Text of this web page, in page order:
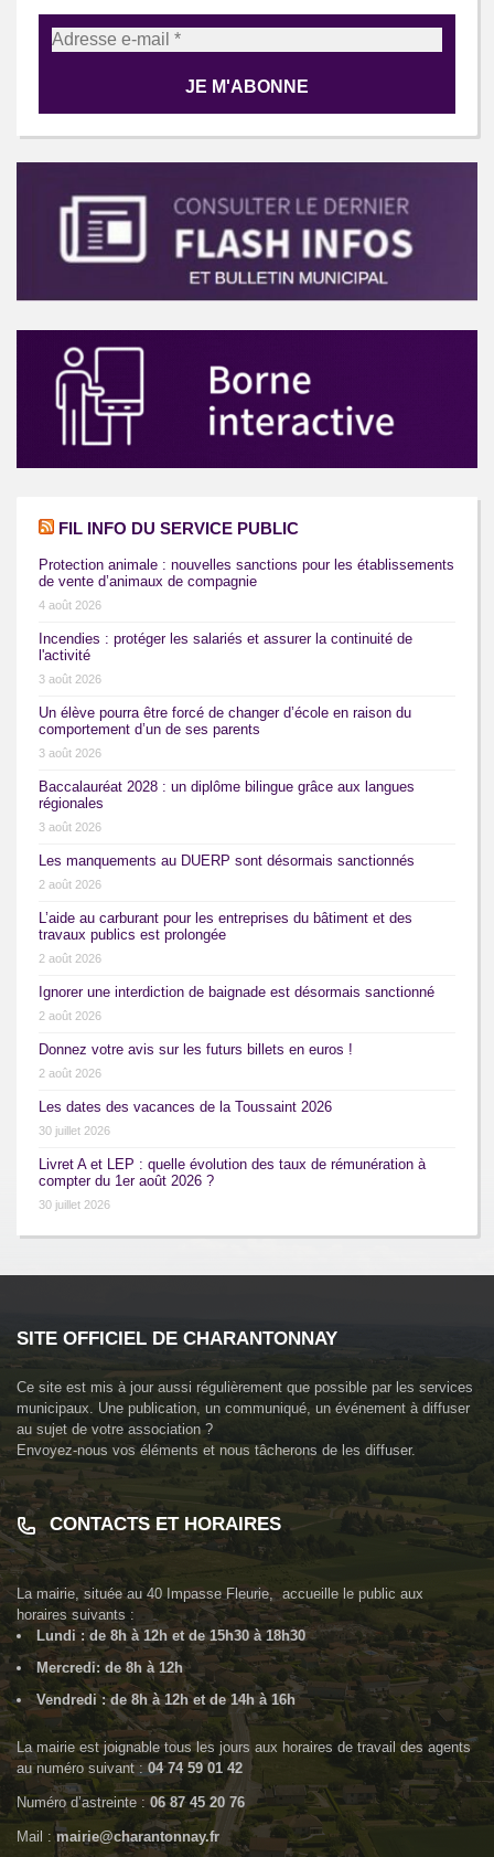
FIL INFO DU SERVICE PUBLIC
Protection animale : nouvelles sanctions pour les établissements
de vente d’animaux de compagnie
4 août 2026
Incendies : protéger les salariés et assurer la continuité de
l'activité
3 août 2026
Un élève pourra être forcé de changer d’école en raison du
comportement d’un de ses parents
3 août 2026
Baccalauréat 2028 : un diplôme bilingue grâce aux langues
régionales
3 août 2026
Les manquements au DUERP sont désormais sanctionnés
2 août 2026
L’aide au carburant pour les entreprises du bâtiment et des
travaux publics est prolongée
2 août 2026
Ignorer une interdiction de baignade est désormais sanctionné
2 août 2026
Donnez votre avis sur les futurs billets en euros !
2 août 2026
Les dates des vacances de la Toussaint 2026
30 juillet 2026
Livret A et LEP : quelle évolution des taux de rémunération à
compter du 1er août 2026 ?
30 juillet 2026
SITE OFFICIEL DE CHARANTONNAY
Ce site est mis à jour aussi régulièrement que possible par les services
municipaux. Une publication, un communiqué, un événement à diffuser
au sujet de votre association ?
Envoyez-nous vos éléments et nous tâcherons de les diffuser.
CONTACTS ET HORAIRES
La mairie, située au 40 Impasse Fleurie, accueille le public aux
horaires suivants :
Lundi : de 8h à 12h et de 15h30 à 18h30
Mercredi: de 8h à 12h
Vendredi : de 8h à 12h et de 14h à 16h
La mairie est joignable tous les jours aux horaires de travail des agents
au numéro suivant :04 74 59 01 42
Numéro d’astreinte : 06 87 45 20 76
Mail :mairie@charantonnay.fr